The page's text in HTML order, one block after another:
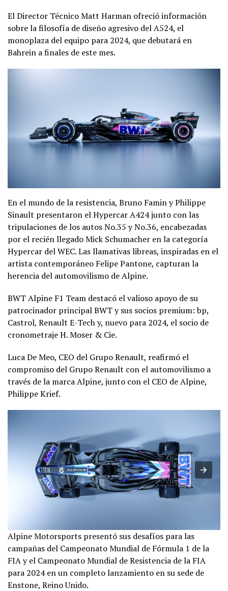
El Director Técnico Matt Harman ofreció información
sobre la filosofía de diseño agresivo del A524, el
monoplaza del equipo para 2024, que debutará en
Bahrein a finales de este mes.
En el mundo de la resistencia, Bruno Famin y Philippe
Sinault presentaron el Hypercar A424 junto con las
tripulaciones de los autos No.35 y No.36, encabezadas
por el recién llegado Mick Schumacher en la categoría
Hypercar del WEC. Las llamativas libreas, inspiradas en el
artista contemporáneo Felipe Pantone, capturan la
herencia del automovilismo de Alpine.
BWT Alpine F1 Team destacó el valioso apoyo de su
patrocinador principal BWT y sus socios premium: bp,
Castrol, Renault E-Tech y, nuevo para 2024, el socio de
cronometraje H. Moser & Cie.
Luca De Meo, CEO del Grupo Renault, reafirmó el
compromiso del Grupo Renault con el automovilismo a
través de la marca Alpine, junto con el CEO de Alpine,
Philippe Krief.
Alpine Motorsports presentó sus desafíos para las
campañas del Campeonato Mundial de Fórmula 1 de la
FIA y el Campeonato Mundial de Resistencia de la FIA
para 2024 en un completo lanzamiento en su sede de
Enstone, Reino Unido.